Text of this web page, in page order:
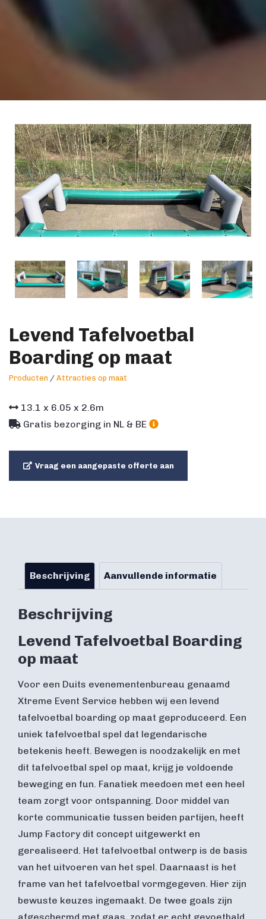
Levend Tafelvoetbal
Boarding op maat
Producten / Attracties op maat
13.1 x 6.05 x 2.6m
Gratis bezorging in NL & BE
Vraag een aangepaste offerte aan
Beschrijving Aanvullende informatie
Beschrijving
Levend Tafelvoetbal Boarding
op maat
Voor een Duits evenementenbureau genaamd
Xtreme Event Service hebben wij een levend
tafelvoetbal boarding op maat geproduceerd. Een
uniek tafelvoetbal spel dat legendarische
betekenis heeft. Bewegen is noodzakelijk en met
dit tafelvoetbal spel op maat, krijg je voldoende
beweging en fun. Fanatiek meedoen met een heel
team zorgt voor ontspanning. Door middel van
korte communicatie tussen beiden partijen, heeft
Jump Factory dit concept uitgewerkt en
gerealiseerd. Het tafelvoetbal ontwerp is de basis
van het uitvoeren van het spel. Daarnaast is het
frame van het tafelvoetbal vormgegeven. Hier zijn
bewuste keuzes ingemaakt. De twee goals zijn